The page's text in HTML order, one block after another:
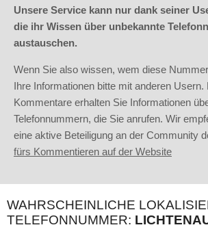
Unsere Service kann nur dank seiner
die ihr Wissen über unbekannte
austauschen.
Wenn Sie also wissen, wem diese
Ihre Informationen bitte mit anderen Usern.
Kommentare erhalten Sie Informationen
Telefonnummern, die Sie anrufen. Wir
eine aktive Beteiligung an der Community
fürs Kommentieren auf der Website
WAHRSCHEINLICHE
TELEFONNUMMER: